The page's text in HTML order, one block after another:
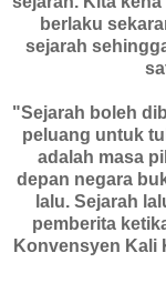
berlaku
sejarah
"Sejarah boleh
peluang untuk
adalah masa
depan negara
lalu. Sejarah
pemberita
Konvensyen Kali